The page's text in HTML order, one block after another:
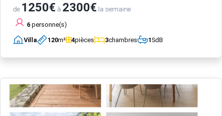
de 1250€ à 2300€ la semaine
6 personne(s)
Villa 120m² 4pièces 3chambres 1SdB